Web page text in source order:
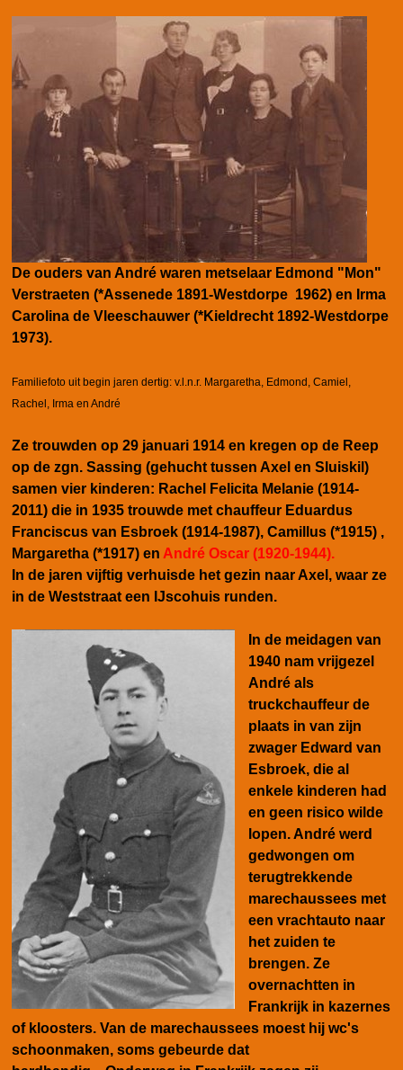
De ouders van André waren metselaar Edmond "Mon"
Verstraeten (*Assenede 1891-Westdorpe 1962) en Irma
Carolina de Vleeschauwer (*Kieldrecht 1892-Westdorpe
1973).
Familiefoto uit begin jaren dertig: v.l.n.r. Margaretha, Edmond, Camiel,
Rachel, Irma en André
Ze trouwden op 29 januari 1914 en kregen op de Reep
op de zgn. Sassing (gehucht tussen Axel en Sluiskil)
samen vier kinderen: Rachel Felicita Melanie (1914-
2011) die in 1935 trouwde met chauffeur Eduardus
Franciscus van Esbroek (1914-1987), Camillus (*1915) ,
Margaretha (*1917) en André Oscar (1920-1944).
In de jaren vijftig verhuisde het gezin naar Axel, waar ze
in de Weststraat een IJscohuis runden.
In de meidagen van
1940 nam vrijgezel
André als
truckchauffeur de
plaats in van zijn
zwager Edward van
Esbroek, die al
enkele kinderen had
en geen risico wilde
lopen. André werd
gedwongen om
terugtrekkende
marechaussees met
een vrachtauto naar
het zuiden te
brengen. Ze
overnachtten in
Frankrijk in kazernes
of kloosters. Van de marechaussees moest hij wc's
schoonmaken, soms gebeurde dat